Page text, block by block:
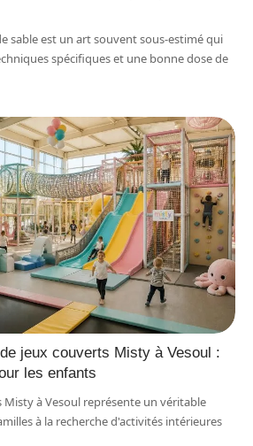
sable est un art souvent sous-estimé qui
spécifiques et une bonne dose de
jeux couverts Misty à Vesoul :
les enfants
Misty à Vesoul représente un véritable
à la recherche d'activités intérieures